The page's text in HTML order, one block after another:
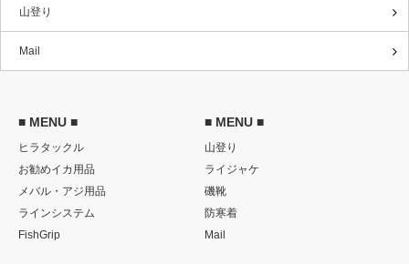
山登り
Mail
■ MENU ■
ヒラタックル
お勧めイカ用品
メバル・アジ用品
ラインシステム
FishGrip
■ MENU ■
山登り
ライジャケ
磯靴
防寒着
Mail